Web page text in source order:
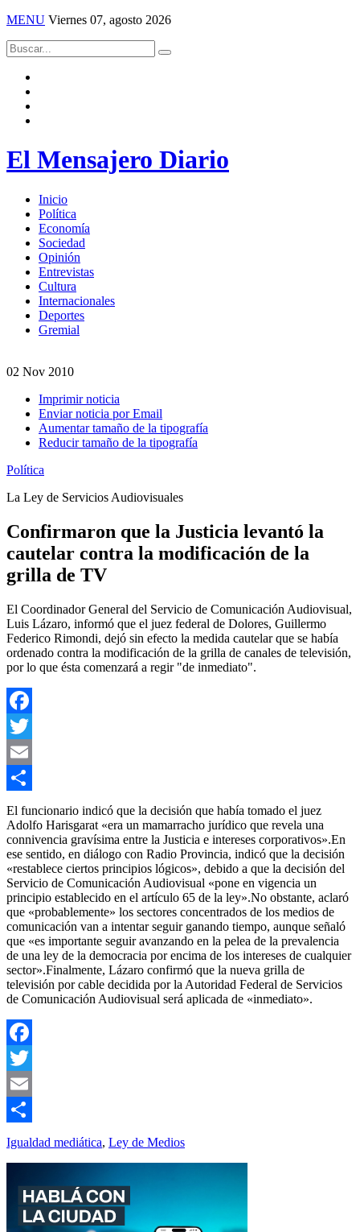
MENU Viernes 07, agosto 2026
El Mensajero Diario
Inicio
Política
Economía
Sociedad
Opinión
Entrevistas
Cultura
Internacionales
Deportes
Gremial
02 Nov 2010
Imprimir noticia
Enviar noticia por Email
Aumentar tamaño de la tipografía
Reducir tamaño de la tipografía
Política
La Ley de Servicios Audiovisuales
Confirmaron que la Justicia levantó la
cautelar contra la modificación de la
grilla de TV
El Coordinador General del Servicio de Comunicación Audiovisual,
Luis Lázaro, informó que el juez federal de Dolores, Guillermo
Federico Rimondi, dejó sin efecto la medida cautelar que se había
ordenado contra la modificación de la grilla de canales de televisión,
por lo que ésta comenzará a regir "de inmediato".
Facebook
Twitter
Email
Compartir
El funcionario indicó que la decisión que había tomado el juez
Adolfo Harisgarat «era un mamarracho jurídico que revela una
connivencia gravísima entre la Justicia e intereses corporativos».En
ese sentido, en diálogo con Radio Provincia, indicó que la decisión
«restablece ciertos principios lógicos», debido a que la decisión del
Servicio de Comunicación Audiovisual «pone en vigencia un
principio establecido en el artículo 65 de la ley».No obstante, aclaró
que «probablemente» los sectores concentrados de los medios de
comunicación van a intentar seguir ganando tiempo, aunque señaló
que «es importante seguir avanzando en la pelea de la prevalencia
de una ley de la democracia por encima de los intereses de cualquier
sector».Finalmente, Lázaro confirmó que la nueva grilla de
televisión por cable decidida por la Autoridad Federal de Servicios
de Comunicación Audiovisual será aplicada de «inmediato».
Facebook
Twitter
Email
Compartir
Igualdad mediática, Ley de Medios